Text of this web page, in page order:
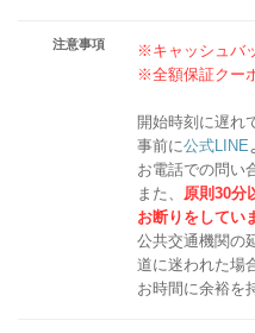
注意事項
※キャッシュバ
※全額保証クー
開始時刻に遅れ
事前に公式LINE
お電話での問い
また、 原則30分
お断りをしてい
公共交通機関の
道に迷われた場
お時間に余裕を